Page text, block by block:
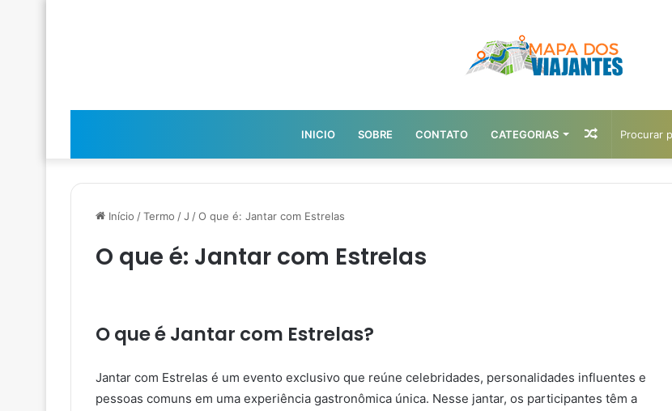
INICIO SOBRE CONTATO CATEGORIAS Artigo
aleatório
Início /Termo /J /O que é: Jantar com Estrelas
O que é: Jantar com Estrelas
O que é Jantar com Estrelas?
Jantar com Estrelas é um evento exclusivo que reúne celebridades, personalidades influentes e
pessoas comuns em uma experiência gastronômica única. Nesse jantar, os participantes têm a